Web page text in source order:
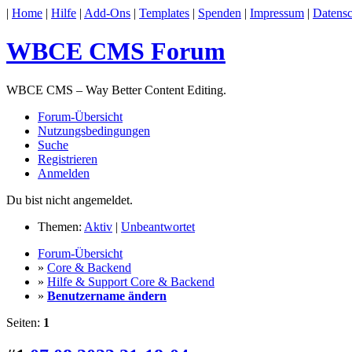
| Home | Hilfe | Add-Ons | Templates | Spenden | Impressum |
WBCE CMS Forum
WBCE CMS – Way Better Content Editing.
Forum-Übersicht
Nutzungsbedingungen
Suche
Registrieren
Anmelden
Du bist nicht angemeldet.
Themen: Aktiv | Unbeantwortet
Forum-Übersicht
» Core & Backend
» Hilfe & Support Core & Backend
» Benutzername ändern
Seiten: 1